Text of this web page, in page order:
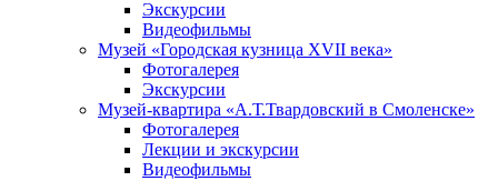
Экскурсии
Видеофильмы
Музей «Городская кузница XVII века»
Фотогалерея
Экскурсии
Музей-квартира «А.Т.Твардовский в Смоленске»
Фотогалерея
Лекции и экскурсии
Видеофильмы